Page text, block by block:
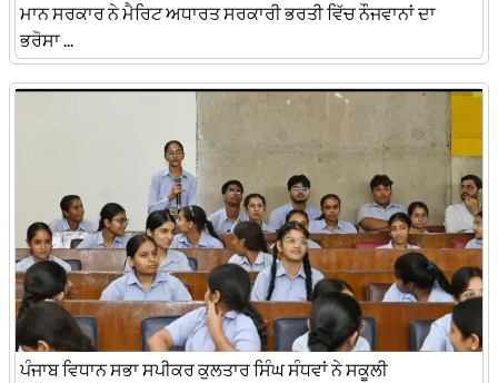
ਮਾਨ ਸਰਕਾਰ ਨੇ ਮੈਰਿਟ ਅਧਾਰਤ ਸਰਕਾਰੀ ਭਰਤੀ ਵਿੱਚ ਨੌਜਵਾਨਾਂ ਦਾ
ਭਰੋਸਾ ...
ਪੰਜਾਬ ਵਿਧਾਨ ਸਭਾ ਸਪੀਕਰ ਕੁਲਤਾਰ ਸਿੰਘ ਸੰਧਵਾਂ ਨੇ ਸਕੂਲੀ